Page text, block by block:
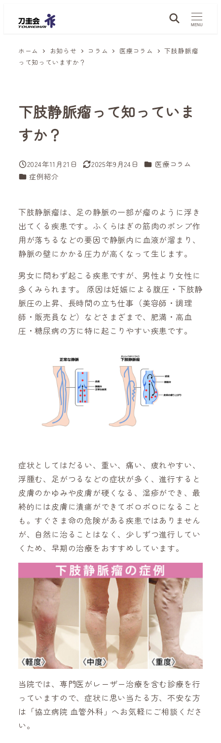
MENU
ホーム お知らせ コラム 医療コラム
下肢静脈瘤
って知っていますか？
下肢静脈瘤って知っていま
すか？
投稿日
2024年11月21日
更新日
2025年9月24日 カテゴリー
医療コラム
カテゴリー
症例紹介
下肢静脈瘤は、足の静脈の一部が瘤のように浮き
出てくる疾患です。ふくらはぎの筋肉のポンプ作
用が落ちるなどの要因で静脈内に血液が溜まり、
静脈の壁にかかる圧力が高くなって生じます。
男女に問わず起こる疾患ですが、男性より女性に
多くみられます。 原因は妊娠による腹圧・下肢静
脈圧の上昇、長時間の立ち仕事（美容師・調理
師・販売員など）などさまざまで、肥満・高血
圧・糖尿病の方に特に起こりやすい疾患です。
症状としてはだるい、重い、痛い、疲れやすい、
浮腫む、足がつるなどの症状が多く、進行すると
皮膚のかゆみや皮膚が硬くなる、湿疹ができ、最
終的には皮膚に潰瘍ができてボロボロになること
も。すぐさま命の危険がある疾患ではありません
が、自然に治ることはなく、少しずつ進行してい
くため、早期の治療をおすすめしています。
当院では、専門医がレーザー治療を含む診療を行
っていますので、症状に思い当たる方、不安な方
は「協立病院 血管外科」へお気軽にご相談くださ
い。